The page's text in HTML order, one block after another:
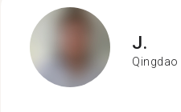
J.
Qingdao